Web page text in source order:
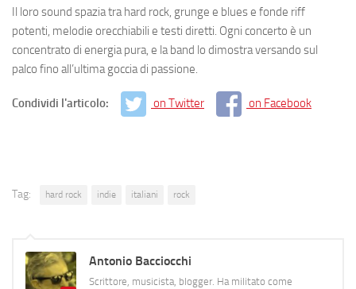
Il loro sound spazia tra hard rock, grunge e blues e fonde riff
potenti, melodie orecchiabili e testi diretti. Ogni concerto è un
concentrato di energia pura, e la band lo dimostra versando sul
palco fino all’ultima goccia di passione.
Condividi l'articolo: on Twitter on Facebook
Tag: hard rock indie italiani rock
Antonio Bacciocchi
Scrittore, musicista, blogger. Ha militato come